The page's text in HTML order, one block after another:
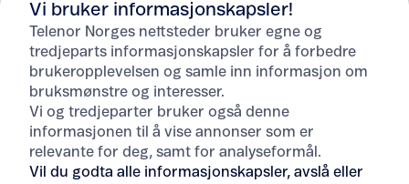
Hjelp
Vi bruker informasjonskapsler!
Telenor Norges nettsteder bruker egne og
tredjeparts informasjonskapsler for å forbedre
brukeropplevelsen og samle inn informasjon om
bruksmønstre og interesser.
Vi og tredjeparter bruker også denne
informasjonen til å vise annonser som er
relevante for deg, samt for analyseformål.
Vil du godta alle informasjonskapsler, avslå eller